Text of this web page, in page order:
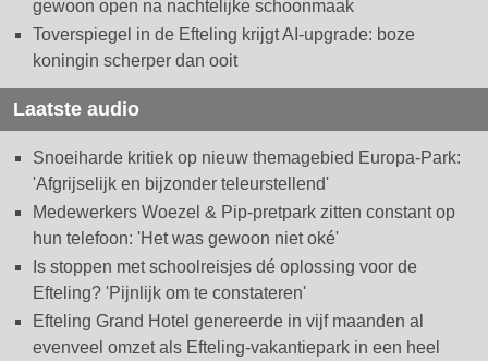
gewoon open na nachtelijke schoonmaak
Toverspiegel in de Efteling krijgt AI-upgrade: boze
koningin scherper dan ooit
Laatste audio
Snoeiharde kritiek op nieuw themagebied Europa-Park:
'Afgrijselijk en bijzonder teleurstellend'
Medewerkers Woezel & Pip-pretpark zitten constant op
hun telefoon: 'Het was gewoon niet oké'
Is stoppen met schoolreisjes dé oplossing voor de
Efteling? 'Pijnlijk om te constateren'
Efteling Grand Hotel genereerde in vijf maanden al
evenveel omzet als Efteling-vakantiepark in een heel